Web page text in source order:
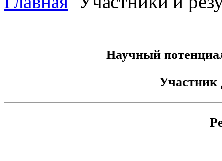
Научный
Участник